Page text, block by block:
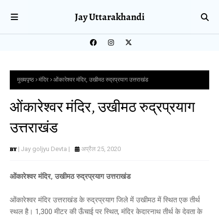
Jay Uttarakhandi
मुख्यपृष्ठ मंदिर ओंकारेश्वर मंदिर, उखीमठ रुद्रप्रयाग उत्तराखंड
ओंकारेश्वर मंदिर, उखीमठ रुद्रप्रयाग
उत्तराखंड
| Jay goljyu Devta | अप्रैल 25, 2020
ओंकारेश्वर मंदिर, उखीमठ रुद्रप्रयाग उत्तराखंड
ओंकारेश्वर मंदिर उत्तराखंड के रुद्रप्रयाग जिले में उखीमठ में स्थित एक तीर्थ
स्थल है। 1,300 मीटर की ऊँचाई पर स्थित, मंदिर केदारनाथ तीर्थ के देवता के